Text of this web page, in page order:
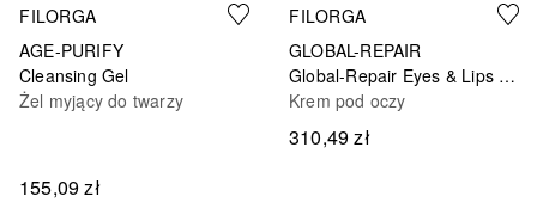
FILORGA
AGE-PURIFY
Cleansing Gel
Żel myjący do twarzy
155,09 zł
FILORGA
GLOBAL-REPAIR
Global-Repair Eyes & Lips Multi-Revitalising Eye & Lip Contour Cream
Krem pod oczy
310,49 zł